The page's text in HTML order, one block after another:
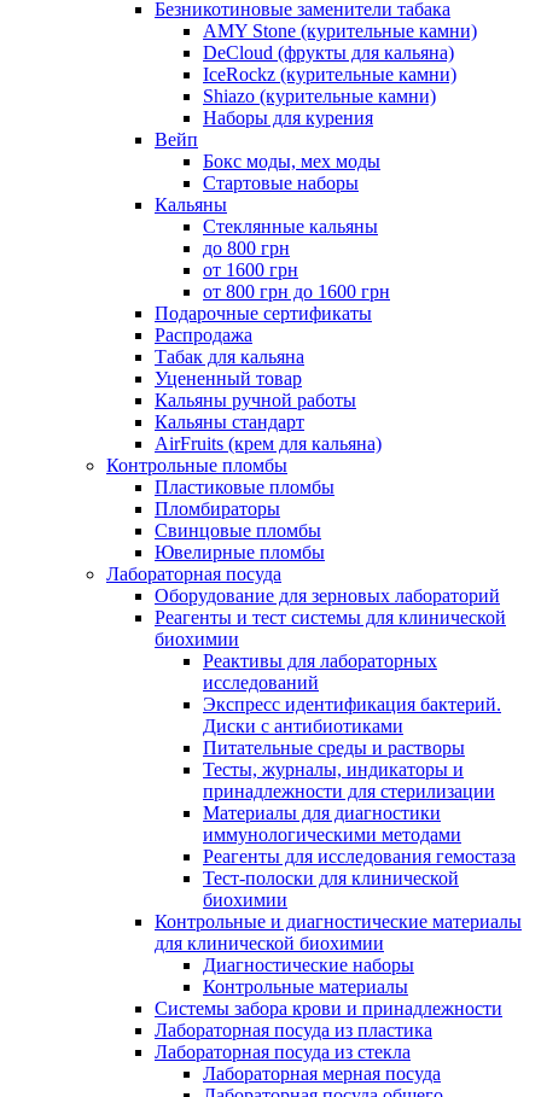
Безникотиновые заменители табака
AMY Stone (курительные камни)
DeCloud (фрукты для кальяна)
IceRockz (курительные камни)
Shiazo (курительные камни)
Наборы для курения
Вейп
Бокс моды, мех моды
Стартовые наборы
Кальяны
Стеклянные кальяны
до 800 грн
от 1600 грн
от 800 грн до 1600 грн
Подарочные сертификаты
Распродажа
Табак для кальяна
Уцененный товар
Кальяны ручной работы
Кальяны стандарт
AirFruits (крем для кальяна)
Контрольные пломбы
Пластиковые пломбы
Пломбираторы
Свинцовые пломбы
Ювелирные пломбы
Лабораторная посуда
Оборудование для зерновых лабораторий
Реагенты и тест системы для клинической
биохимии
Реактивы для лабораторных
исследований
Экспресс идентификация бактерий.
Диски с антибиотиками
Питательные среды и растворы
Тесты, журналы, индикаторы и
принадлежности для стерилизации
Материалы для диагностики
иммунологическими методами
Реагенты для исследования гемостаза
Тест-полоски для клинической
биохимии
Контрольные и диагностические материалы
для клинической биохимии
Диагностические наборы
Контрольные материалы
Системы забора крови и принадлежности
Лабораторная посуда из пластика
Лабораторная посуда из стекла
Лабораторная мерная посуда